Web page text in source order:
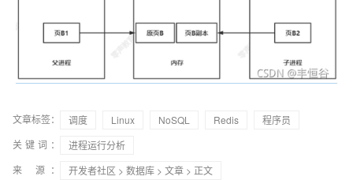
文章标签： 调度 Linux NoSQL Redis
程序员
关键词：
进程运行分析
来 源：
开发者社区 > 数据库 > 文章 > 正文